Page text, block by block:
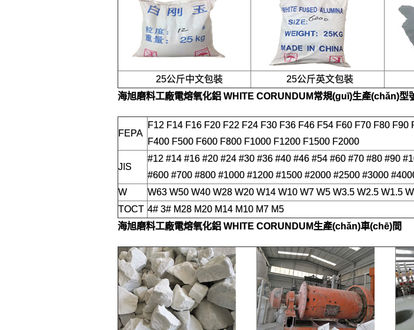
25公斤中文包裝 25公斤英文包裝 25
海旭磨料工廠電熔氧化鋁 WHITE CORUNDUM常規(guī)生產(chǎn)型
FEPA
F12 F14 F16 F20 F22 F24 F30 F36 F46 F54 F60 F70 F80
F400 F500 F600 F800 F1000 F1200 F1500 F2000
JIS
#12 #14 #16 #20 #24 #30 #36 #40 #46 #54 #60 #70 #80 #90
#600 #700 #800 #1000 #1200 #1500 #2000 #2500 #3000
W
W63 W50 W40 W28 W20 W14 W10 W7 W5 W3.5 W2.5 W1.5
TOCT 4# 3# M28 M20 M14 M10 M7 M5
海旭磨料工廠電熔氧化鋁 WHITE CORUNDUM生產(chǎn)車(chē)間